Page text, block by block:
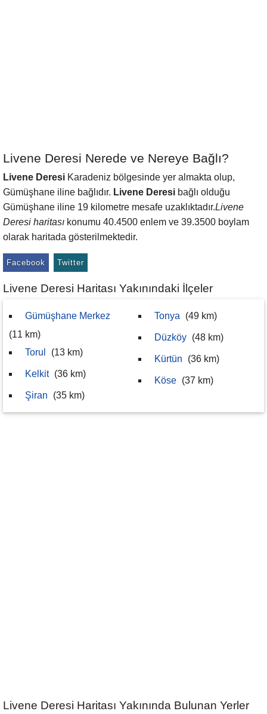
Livene Deresi Nerede ve Nereye Bağlı?
Livene Deresi Karadeniz bölgesinde yer almakta olup,
Gümüşhane iline bağlıdır. Livene Deresi bağlı olduğu
Gümüşhane iline 19 kilometre mesafe uzaklıktadır.Livene
Deresi haritası konumu 40.4500 enlem ve 39.3500 boylam
olarak haritada gösterilmektedir.
Facebook Twitter
Livene Deresi Haritası Yakınındaki İlçeler
Gümüşhane Merkez
(11 km)
Torul
(13 km)
Kelkit (36 km)
Şiran (35 km)
Tonya (49 km)
Düzköy (48 km)
Kürtün (36 km)
Köse (37 km)
Livene Deresi Haritası Yakınında Bulunan Yerler